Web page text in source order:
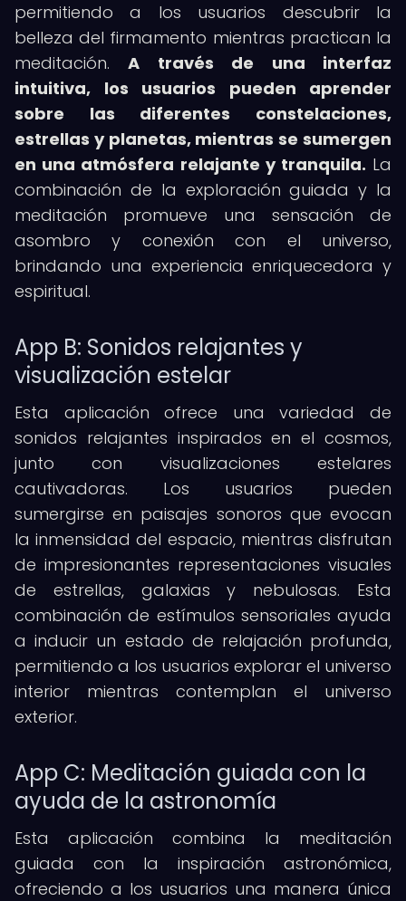
permitiendo a los usuarios descubrir la
belleza del firmamento mientras practican la
meditación.A través de una interfaz
intuitiva, los usuarios pueden aprender
sobre las diferentes constelaciones,
estrellas y planetas, mientras se sumergen
en una atmósfera relajante y tranquila. La
combinación de la exploración guiada y la
meditación promueve una sensación de
asombro y conexión con el universo,
brindando una experiencia enriquecedora y
espiritual.
App B: Sonidos relajantes y
visualización estelar
Esta aplicación ofrece una variedad de
sonidos relajantes inspirados en el cosmos,
junto con visualizaciones estelares
cautivadoras. Los usuarios pueden
sumergirse en paisajes sonoros que evocan
la inmensidad del espacio, mientras disfrutan
de impresionantes representaciones visuales
de estrellas, galaxias y nebulosas. Esta
combinación de estímulos sensoriales ayuda
a inducir un estado de relajación profunda,
permitiendo a los usuarios explorar el universo
interior mientras contemplan el universo
exterior.
App C: Meditación guiada con la
ayuda de la astronomía
Esta aplicación combina la meditación
guiada con la inspiración astronómica,
ofreciendo a los usuarios una manera única